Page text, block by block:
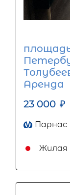
Аренда
23 000 ₽
Парнас
Жилая